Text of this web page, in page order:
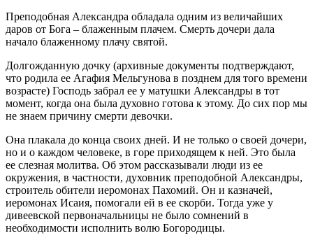
Преподобная Александра обладала одним из величайших
даров от Бога – блаженным плачем. Смерть дочери дала
начало блаженному плачу святой.
Долгожданную дочку (архивные документы подтверждают,
что родила ее Агафия Мельгунова в позднем для того времени
возрасте) Господь забрал ее у матушки Александры в тот
момент, когда она была духовно готова к этому. До сих пор мы
не знаем причину смерти девочки.
Она плакала до конца своих дней. И не только о своей дочери,
но и о каждом человеке, в горе приходящем к ней. Это была
ее слезная молитва. Об этом рассказывали люди из ее
окружения, в частности, духовник преподобной Александры,
строитель обители иеромонах Пахомий. Он и казначей,
иеромонах Исаия, помогали ей в ее скорби. Тогда уже у
дивеевской первоначальницы не было сомнений в
необходимости исполнить волю Богородицы.